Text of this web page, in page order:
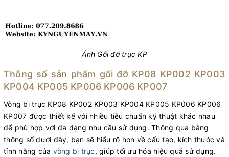
Ảnh Gối đỡ trục KP
Thông số sản phẩm gối đỡ KP08 KP002 KP003
KP004 KP005 KP006 KP006 KP007
Vòng bi trục KP08 KP002 KP003 KP004 KP005 KP006 KP006
KP007 được thiết kế với nhiều tiêu chuẩn kỹ thuật khác nhau
để phù hợp với đa dạng nhu cầu sử dụng. Thông qua bảng
thông số dưới đây, bạn sẽ hiểu rõ hơn về cấu tạo, kích thước và
tính năng của vòng bi trục, giúp tối ưu hóa hiệu quả sử dụng.